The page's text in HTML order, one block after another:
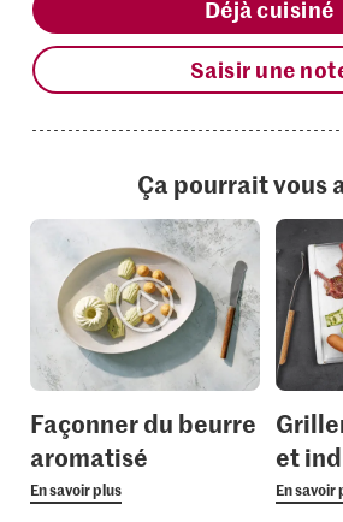
Déjà cuisiné
Saisir une
Ça pourrait vous
Façonner du beurre
aromatisé
En savoir plus
et
En savoir